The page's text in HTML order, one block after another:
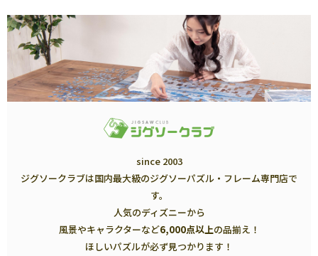
since 2003
ジグソークラブは国内最大級のジグソーパズル・フレーム専門店で
す。
人気のディズニーから
風景やキャラクターなど6,000点以上の品揃え！
ほしいパズルが必ず見つかります！